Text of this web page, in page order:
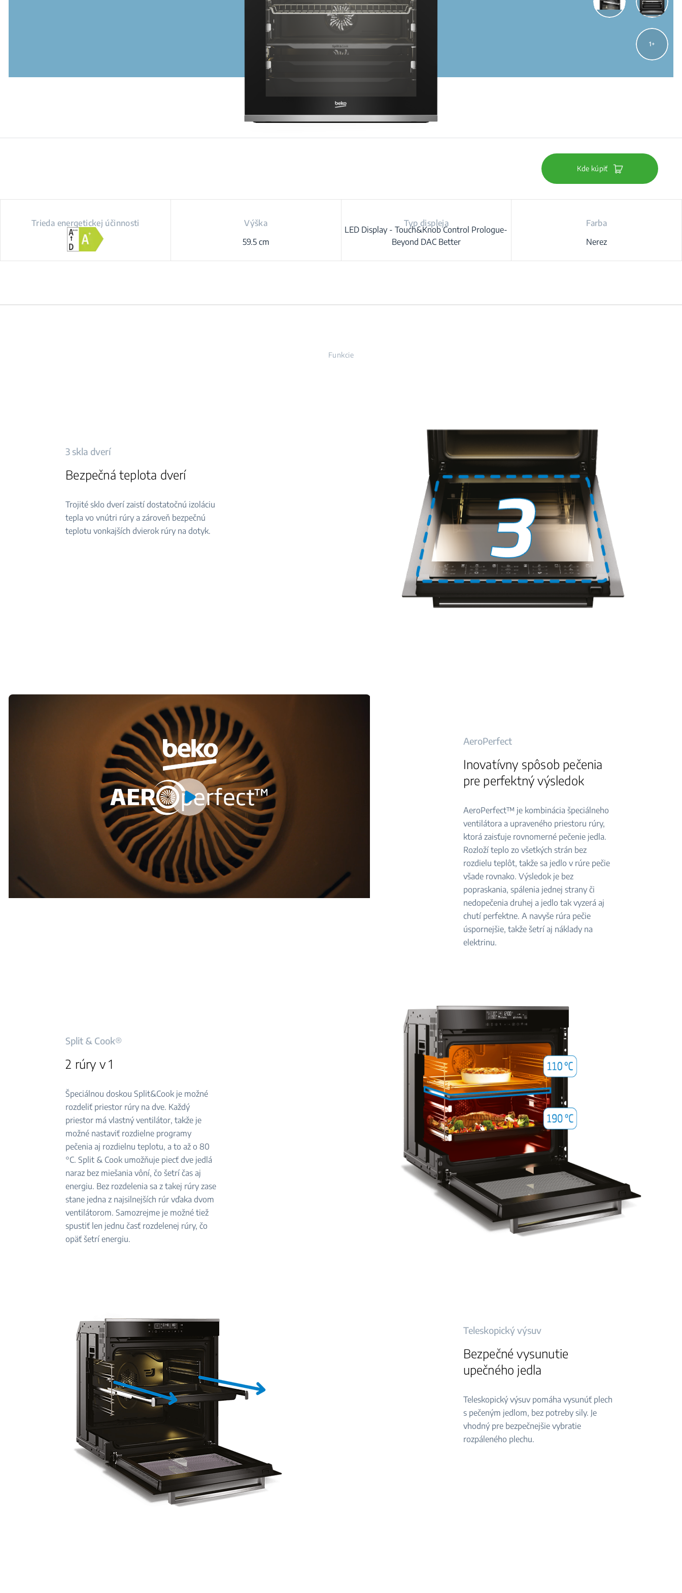
1
Kde kúpiť
Trieda energetickej účinnosti
Výška
59.5 cm
Typ displeja
LED Display - Touch&Knob Control Prologue-
Beyond DAC Better
Farba
Nerez
Funkcie
3 skla dverí
Bezpečná teplota dverí
Trojité sklo dverí zaistí dostatočnú izoláciu
tepla vo vnútri rúry a zároveň bezpečnú
teplotu vonkajších dvierok rúry na dotyk.
AeroPerfect
Inovatívny spôsob pečenia
pre perfektný výsledok
AeroPerfect™ je kombinácia špeciálneho
ventilátora a upraveného priestoru rúry,
ktorá zaisťuje rovnomerné pečenie jedla.
Rozloží teplo zo všetkých strán bez
rozdielu teplôt, takže sa jedlo v rúre pečie
všade rovnako. Výsledok je bez
popraskania, spálenia jednej strany či
nedopečenia druhej a jedlo tak vyzerá aj
chutí perfektne. A navyše rúra pečie
úspornejšie, takže šetrí aj náklady na
elektrinu.
Split & Cook®
2 rúry v 1
Špeciálnou doskou Split&Cook je možné
rozdeliť priestor rúry na dve. Každý
priestor má vlastný ventilátor, takže je
možné nastaviť rozdielne programy
pečenia aj rozdielnu teplotu, a to až o 80
°C. Split & Cook umožňuje piecť dve jedlá
naraz bez miešania vôní, čo šetrí čas aj
energiu. Bez rozdelenia sa z takej rúry zase
stane jedna z najsilnejších rúr vďaka dvom
ventilátorom. Samozrejme je možné tiež
spustiť len jednu časť rozdelenej rúry, čo
opäť šetrí energiu.
Teleskopický výsuv
Bezpečné vysunutie
upečného jedla
Teleskopický výsuv pomáha vysunúť plech
s pečeným jedlom, bez potreby sily. Je
vhodný pre bezpečnejšie vybratie
rozpáleného plechu.